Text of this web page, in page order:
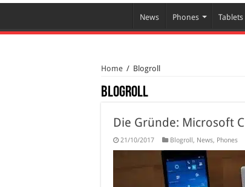
News Phones Tablets
Home / Blogroll
Blogroll
Die Gründe: Microsoft
21/10/2017 Blogroll, News, Phones